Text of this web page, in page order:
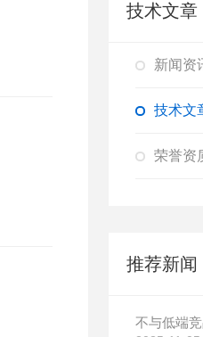
技术文章
新闻资
技术文
荣誉资
推荐新闻